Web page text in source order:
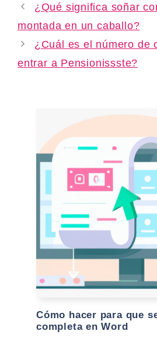
¿Qué significa soñar
montada en un caballo?
¿Cuál es el número de
entrar a Pensionissste?
Cómo hacer para que
completa en Word